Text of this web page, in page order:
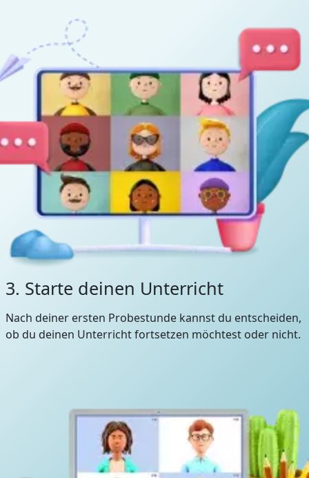
3. Starte deinen Unterricht
Nach deiner ersten Probestunde kannst du entscheiden,
ob du deinen Unterricht fortsetzen möchtest oder nicht.